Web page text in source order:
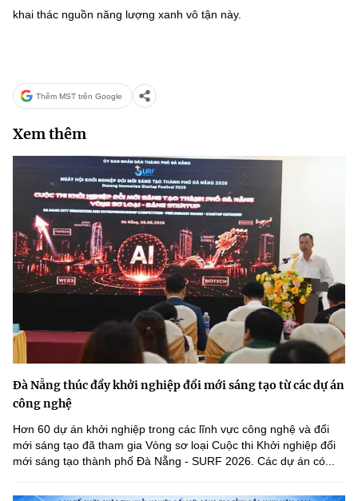
khai thác nguồn năng lượng xanh vô tận này.
Thêm MST trên Google
Xem thêm
Đà Nẵng thúc đẩy khởi nghiệp đổi mới sáng tạo từ các dự án
công nghệ
Hơn 60 dự án khởi nghiệp trong các lĩnh vực công nghệ và đổi
mới sáng tạo đã tham gia Vòng sơ loại Cuộc thi Khởi nghiệp đổi
mới sáng tạo thành phố Đà Nẵng - SURF 2026. Các dự án có...